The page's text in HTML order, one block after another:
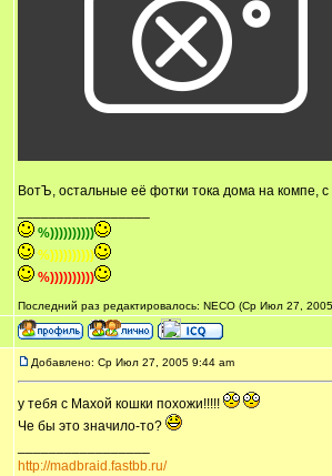
ВотЪ, остальные её фотки тока дома на компе,
%))))))))))
%))))))))))
%))))))))))
Последний раз редактировалось: NECO (Ср Июл 27,
Добавлено: Ср Июл 27, 2005 9:44 am
у тебя с Махой кошки похожи!!!!!
Че бы это значило-то?
http://madbraid.fastbb.ru/